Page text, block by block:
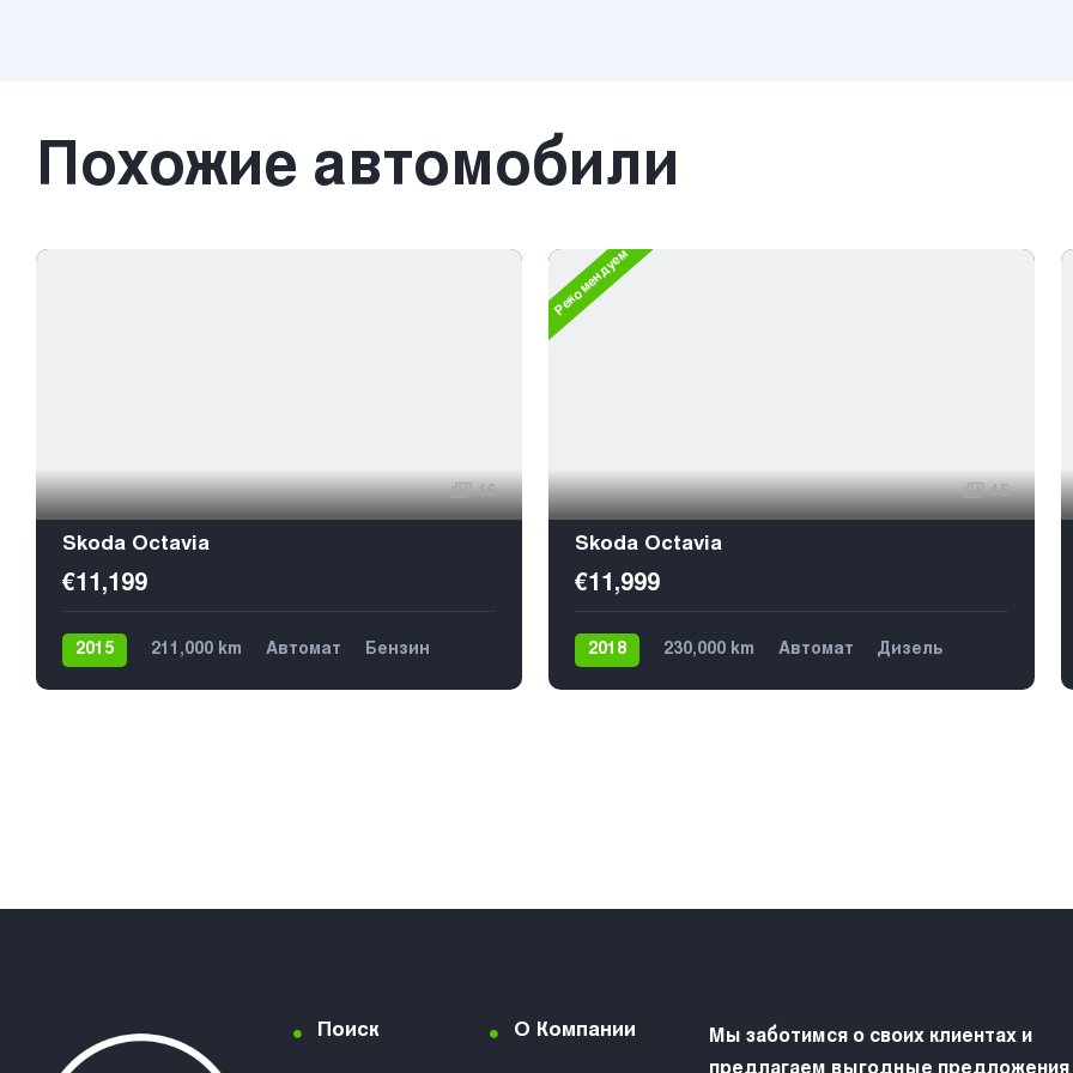
Похожие автомобили
16
Skoda Octavia
€11,199
2015 211,000 km Автомат
Бензин
Рекомендуем
15
Skoda Octavia
€11,999
2018 230,000 km Автомат
Дизель
Поиск О Компании
Мы заботимся о своих клиентах и
предлагаем выгодные предложения